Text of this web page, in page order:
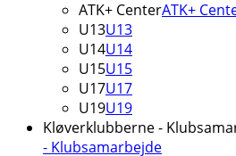
ATK+ CenterATK+
U13U13
U14U14
U15U15
U17U17
U19U19
Kløverklubberne -
- Klubsamarbejde